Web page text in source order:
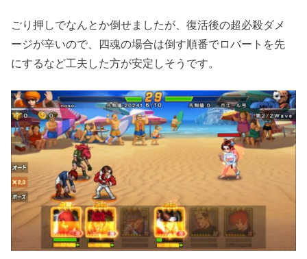
ごり押しでなんとか倒せましたが、復活後の超必殺ダメ
ージが辛いので、四魂の場合は倒す順番でロバートを先
にするなど工夫した方が安定しそうです。